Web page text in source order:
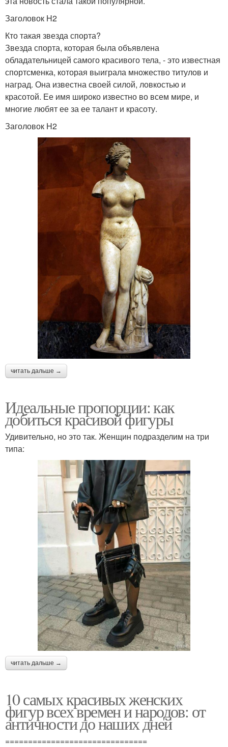
Заголовок H2
Кто такая звезда спорта?
Звезда спорта, которая была объявлена
обладательницей самого красивого тела, - это известная
спортсменка, которая выиграла множество титулов и
наград. Она известна своей силой, ловкостью и
красотой. Ее имя широко известно во всем мире, и
многие любят ее за ее талант и красоту.
Заголовок H2
читать дальше →
Идеальные пропорции: как
добиться красивой фигуры
Удивительно, но это так. Женщин подразделим на три
типа:
читать дальше →
10 самых красивых женских
фигур всех времен и народов: от
античности до наших дней
===============================